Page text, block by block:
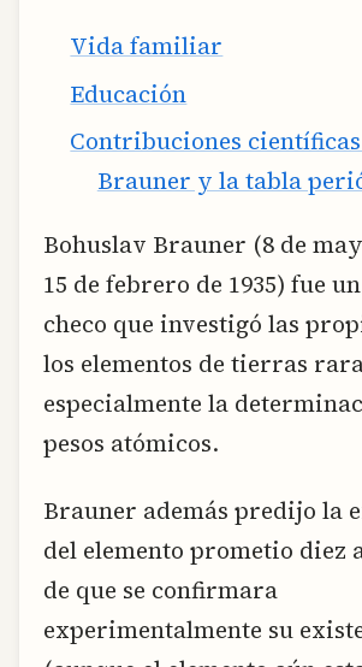
Vida familiar
Educación
Contribuciones
Brauner y la tabla
Bohuslav Brauner (8 de
15 de febrero de 1935) fue
checo que investigó las
los elementos de tierras
especialmente la
pesos atómicos.
Brauner además predijo la
del elemento prometio diez
de que se confirmara
experimentalmente su